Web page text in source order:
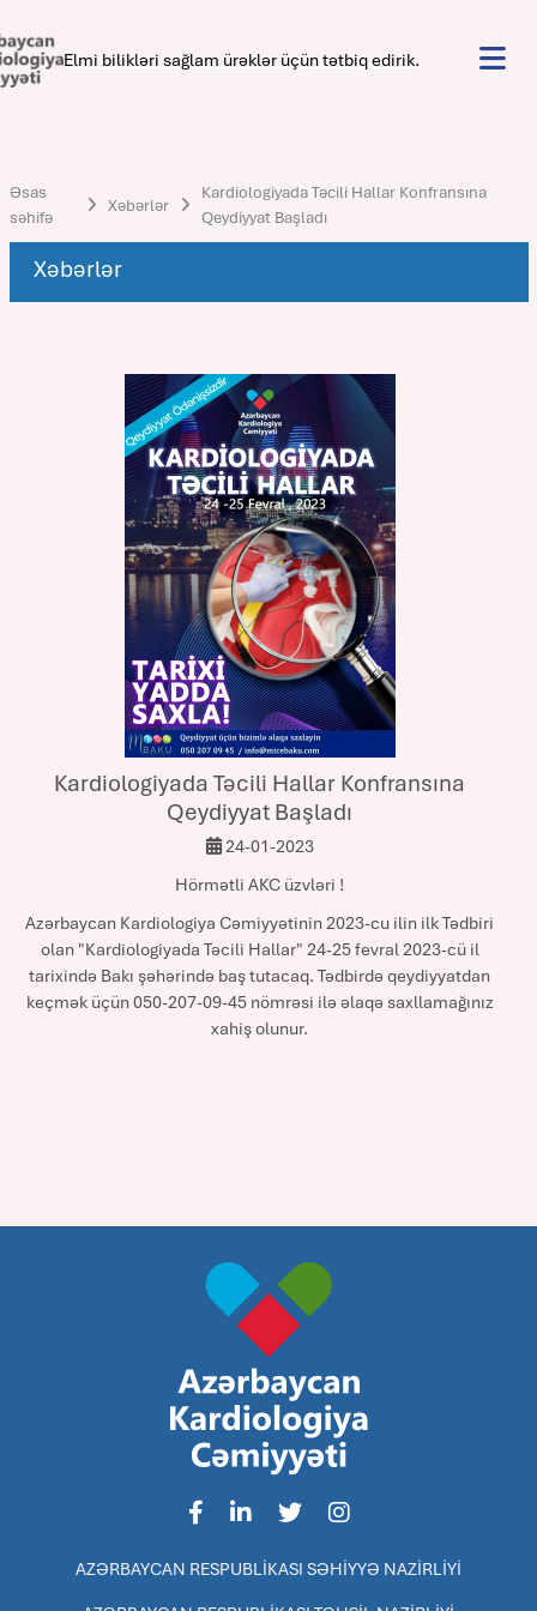
Elmi bilikləri sağlam ürəklər üçün tətbiq edirik.
Əsas
səhifə
Xəbərlər
Kardiologiyada Təcili Hallar Konfransına
Qeydiyyat Başladı
Xəbərlər
Kardiologiyada Təcili Hallar Konfransına
Qeydiyyat Başladı
24-01-2023
Hörmətli AKC üzvləri !
Azərbaycan Kardiologiya Cəmiyyətinin 2023-cu ilin ilk Tədbiri
olan "Kardiologiyada Təcili Hallar" 24-25 fevral 2023-cü il
tarixində Bakı şəhərində baş tutacaq. Tədbirdə qeydiyyatdan
keçmək üçün 050-207-09-45 nömrəsi ilə əlaqə saxllamağınız
xahiş olunur.
AZƏRBAYCAN RESPUBLİKASI SƏHİYYƏ NAZİRLİYİ